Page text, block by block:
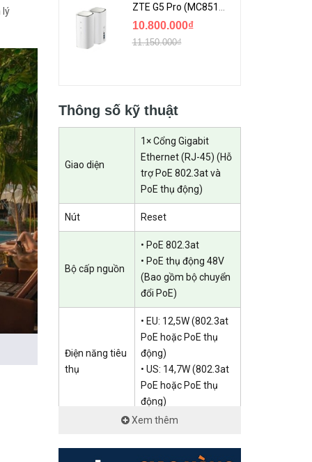
lý
ZTE G5 Pro (MC8512) | Router 5G WiFi7 Be7200 Hỗ Trợ Băng Tần 6Ghz Cực Mạnh
10.800.000₫
11.150.000₫
Thông số kỹ thuật
Giao diện
1× Cổng Gigabit
Ethernet (RJ-45) (Hỗ
trợ PoE 802.3at và
PoE thụ động)
Nút Reset
Bộ cấp nguồn
• PoE 802.3at
• PoE thụ động 48V
(Bao gồm bộ chuyển
đổi PoE)
Điện năng tiêu
thụ
• EU: 12,5W (802.3at
PoE hoặc PoE thụ
động)
• US: 14,7W (802.3at
PoE hoặc PoE thụ
động)
Xem thêm